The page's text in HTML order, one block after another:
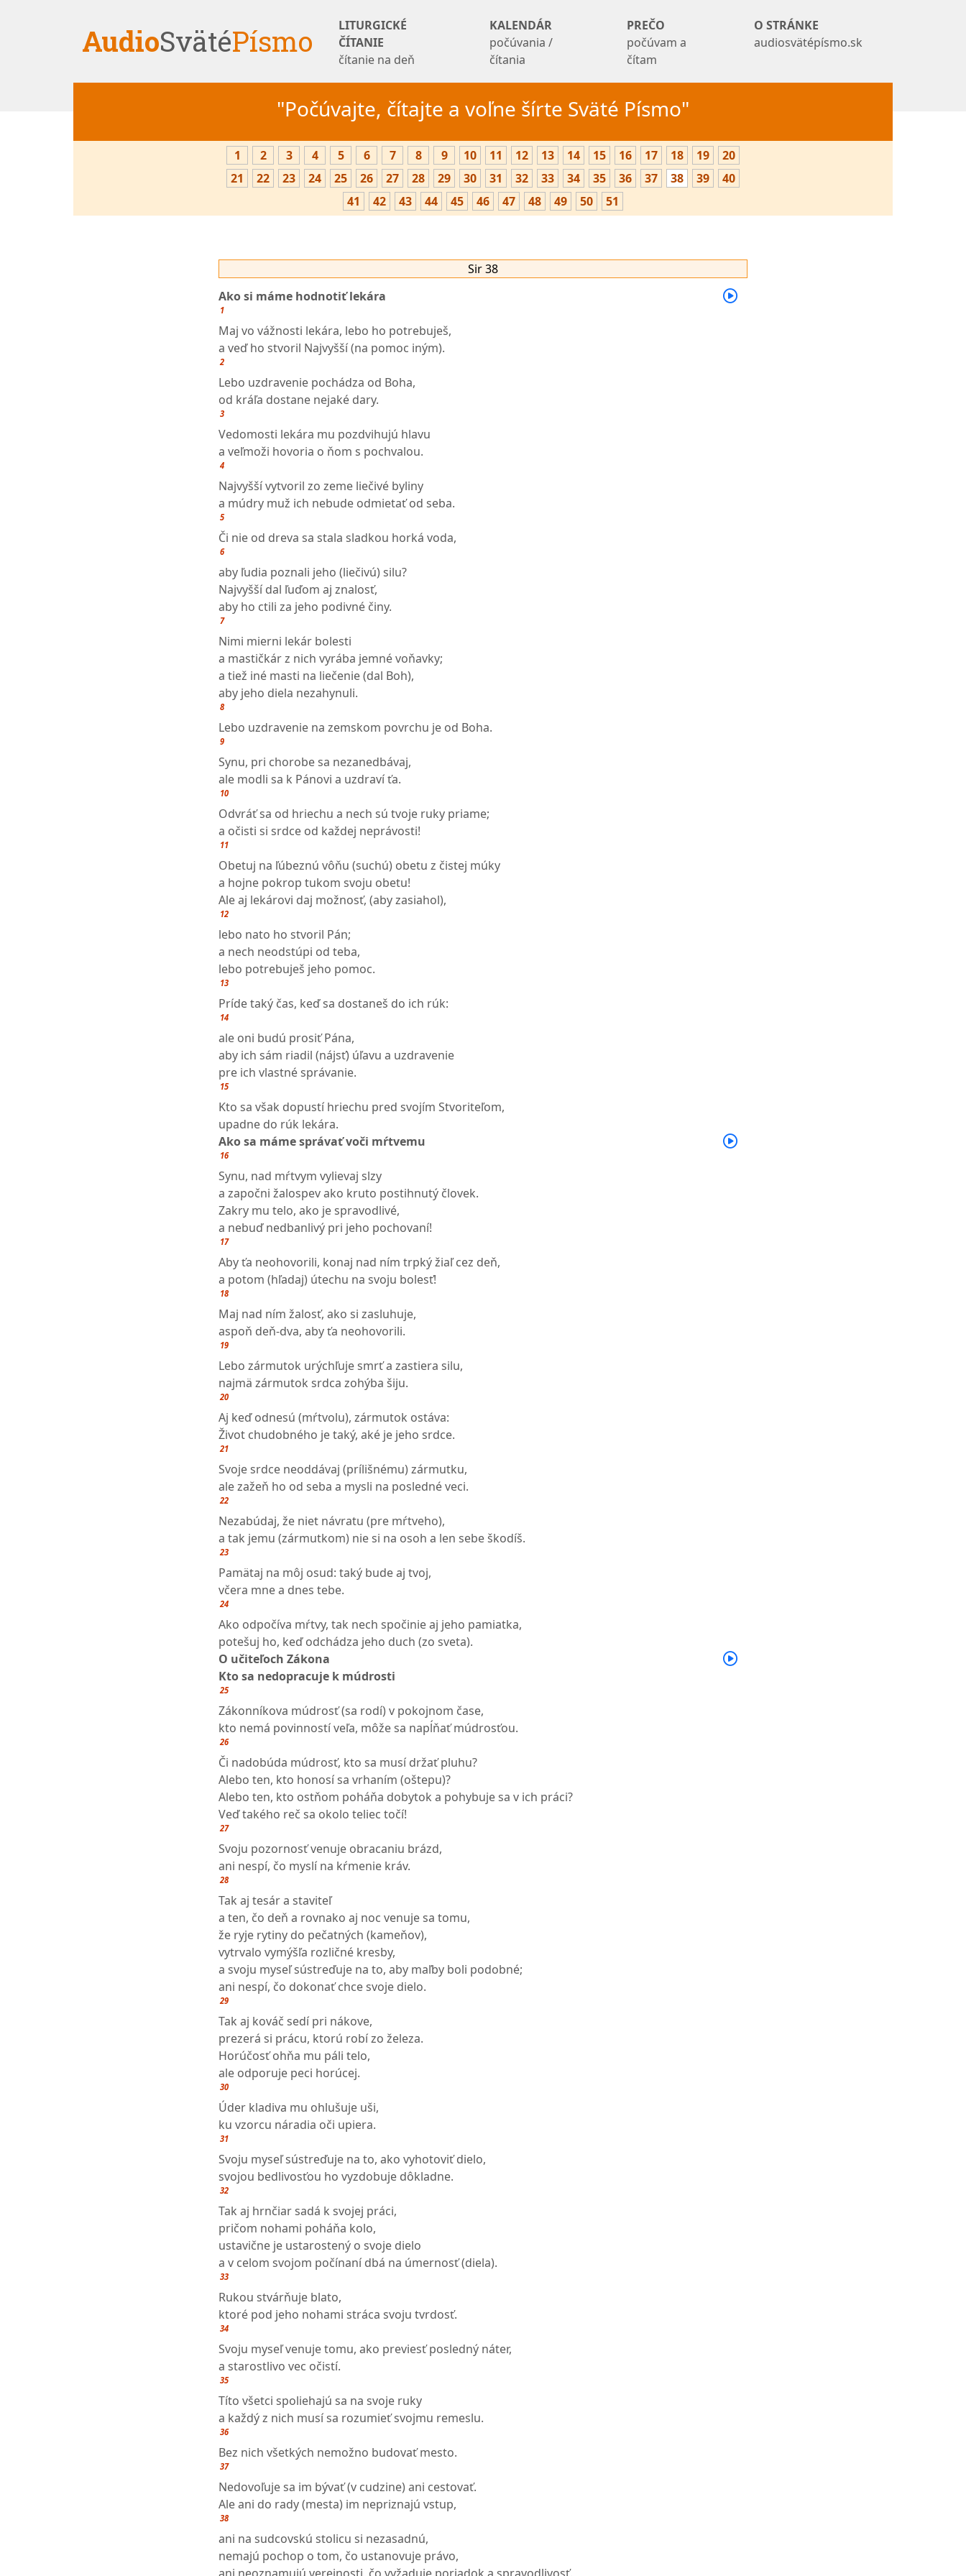
AudioSvätéPísmo
LITURGICKÉ
ČÍTANIE
čítanie na deň
KALENDÁR
počúvania /
čítania
PREČO
počúvam a
čítam
O STRÁNKE
audiosvätépísmo.sk
"Počúvajte, čítajte a voľne šírte Sväté Písmo"
1 2 3 4 5 6 7 8 9 10 11 12 13 14 15 16 17 18 19
20
21
22 23 24 25 26 27 28 29 30 31 32 33 34 35 36 37 38 39
40
41
42 43 44 45 46 47 48 49 50 51
Sir 38
Ako si máme hodnotiť lekára
1
Maj vo vážnosti lekára, lebo ho potrebuješ,
a veď ho stvoril Najvyšší (na pomoc iným).
2
Lebo uzdravenie pochádza od Boha,
od kráľa dostane nejaké dary.
3
Vedomosti lekára mu pozdvihujú hlavu
a veľmoži hovoria o ňom s pochvalou.
4
Najvyšší vytvoril zo zeme liečivé byliny
a múdry muž ich nebude odmietať od seba.
5
Či nie od dreva sa stala sladkou horká voda,
6
aby ľudia poznali jeho (liečivú) silu?
Najvyšší dal ľuďom aj znalosť,
aby ho ctili za jeho podivné činy.
7
Nimi mierni lekár bolesti
a mastičkár z nich vyrába jemné voňavky;
a tiež iné masti na liečenie (dal Boh),
aby jeho diela nezahynuli.
8
Lebo uzdravenie na zemskom povrchu je od Boha.
9
Synu, pri chorobe sa nezanedbávaj,
ale modli sa k Pánovi a uzdraví ťa.
10
Odvráť sa od hriechu a nech sú tvoje ruky priame;
a očisti si srdce od každej neprávosti!
11
Obetuj na ľúbeznú vôňu (suchú) obetu z čistej múky
a hojne pokrop tukom svoju obetu!
Ale aj lekárovi daj možnosť, (aby zasiahol),
12
lebo nato ho stvoril Pán;
a nech neodstúpi od teba,
lebo potrebuješ jeho pomoc.
13
Príde taký čas, keď sa dostaneš do ich rúk:
14
ale oni budú prosiť Pána,
aby ich sám riadil (nájsť) úľavu a uzdravenie
pre ich vlastné správanie.
15
Kto sa však dopustí hriechu pred svojím Stvoriteľom,
upadne do rúk lekára.
Ako sa máme správať voči mŕtvemu
16
Synu, nad mŕtvym vylievaj slzy
a započni žalospev ako kruto postihnutý človek.
Zakry mu telo, ako je spravodlivé,
a nebuď nedbanlivý pri jeho pochovaní!
17
Aby ťa neohovorili, konaj nad ním trpký žiaľ cez deň,
a potom (hľadaj) útechu na svoju bolesť!
18
Maj nad ním žalosť, ako si zasluhuje,
aspoň deň-dva, aby ťa neohovorili.
19
Lebo zármutok urýchľuje smrť a zastiera silu,
najmä zármutok srdca zohýba šiju.
20
Aj keď odnesú (mŕtvolu), zármutok ostáva:
Život chudobného je taký, aké je jeho srdce.
21
Svoje srdce neoddávaj (prílišnému) zármutku,
ale zažeň ho od seba a mysli na posledné veci.
22
Nezabúdaj, že niet návratu (pre mŕtveho),
a tak jemu (zármutkom) nie si na osoh a len sebe škodíš.
23
Pamätaj na môj osud: taký bude aj tvoj,
včera mne a dnes tebe.
24
Ako odpočíva mŕtvy, tak nech spočinie aj jeho pamiatka,
potešuj ho, keď odchádza jeho duch (zo sveta).
O učiteľoch Zákona
Kto sa nedopracuje k múdrosti
25
Zákonníkova múdrosť (sa rodí) v pokojnom čase,
kto nemá povinností veľa, môže sa napĺňať múdrosťou.
26
Či nadobúda múdrosť, kto sa musí držať pluhu?
Alebo ten, kto honosí sa vrhaním (oštepu)?
Alebo ten, kto ostňom poháňa dobytok a pohybuje sa v ich práci?
Veď takého reč sa okolo teliec točí!
27
Svoju pozornosť venuje obracaniu brázd,
ani nespí, čo myslí na kŕmenie kráv.
28
Tak aj tesár a staviteľ
a ten, čo deň a rovnako aj noc venuje sa tomu,
že ryje rytiny do pečatných (kameňov),
vytrvalo vymýšľa rozličné kresby,
a svoju myseľ sústreďuje na to, aby maľby boli podobné;
ani nespí, čo dokonať chce svoje dielo.
29
Tak aj kováč sedí pri nákove,
prezerá si prácu, ktorú robí zo železa.
Horúčosť ohňa mu páli telo,
ale odporuje peci horúcej.
30
Úder kladiva mu ohlušuje uši,
ku vzorcu náradia oči upiera.
31
Svoju myseľ sústreďuje na to, ako vyhotoviť dielo,
svojou bedlivosťou ho vyzdobuje dôkladne.
32
Tak aj hrnčiar sadá k svojej práci,
pričom nohami poháňa kolo,
ustavične je ustarostený o svoje dielo
a v celom svojom počínaní dbá na úmernosť (diela).
33
Rukou stvárňuje blato,
ktoré pod jeho nohami stráca svoju tvrdosť.
34
Svoju myseľ venuje tomu, ako previesť posledný náter,
a starostlivo vec očistí.
35
Títo všetci spoliehajú sa na svoje ruky
a každý z nich musí sa rozumieť svojmu remeslu.
36
Bez nich všetkých nemožno budovať mesto.
37
Nedovoľuje sa im bývať (v cudzine) ani cestovať.
Ale ani do rady (mesta) im nepriznajú vstup,
38
ani na sudcovskú stolicu si nezasadnú,
nemajú pochop o tom, čo ustanovuje právo,
ani neoznamujú verejnosti, čo vyžaduje poriadok a spravodlivosť.